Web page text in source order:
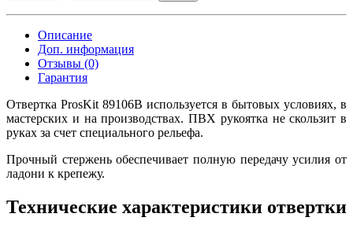
Описание
Доп. информация
Отзывы (0)
Гарантия
Отвертка ProsKit 89106B используется в бытовых условиях, в
мастерских и на производствах. ПВХ рукоятка не скользит в
руках за счет специального рельефа.
Прочный стержень обеспечивает полную передачу усилия от
ладони к крепежу.
Технические характеристики отвертки